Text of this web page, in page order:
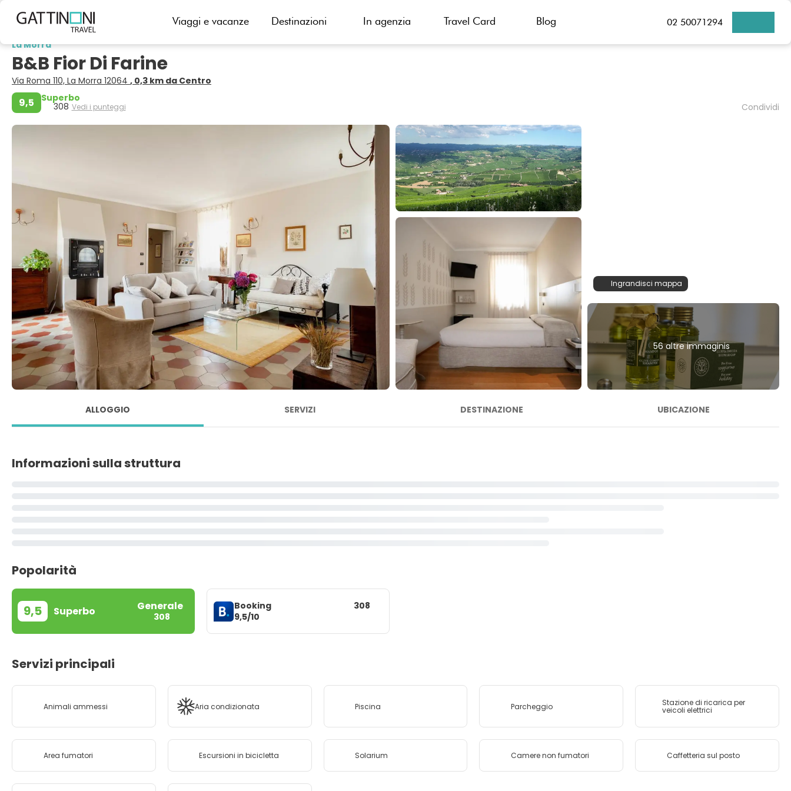
Viaggi e vacanze Destinazioni In agenzia Travel Card Blog 02 50071294
Indietro
La Morra
B&B Fior Di Farine
Via Roma 110, La Morra 12064 , 0,3 km da Centro
9,5 Superbo
308 Vedi i punteggi Condividi
Ingrandisci mappa
56 altre immaginis
ALLOGGIO SERVIZI DESTINAZIONE UBICAZIONE
Informazioni sulla struttura
Popolarità
9,5 Superbo Generale
308
Booking
9,5/10
308
Servizi principali
Animali ammessi Aria condizionata Piscina Parcheggio Stazione di ricarica per
veicoli elettrici
Area fumatori Escursioni in bicicletta Solarium Camere non fumatori Caffetteria sul posto